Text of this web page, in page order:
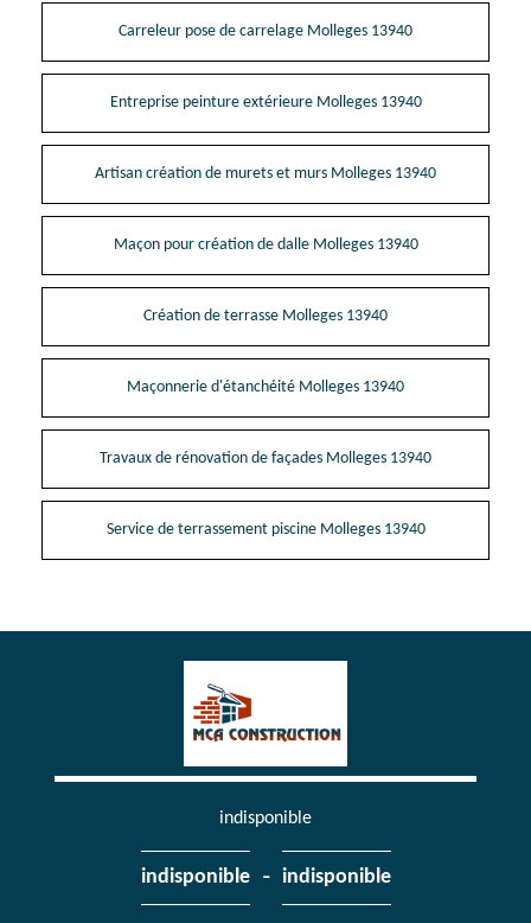
Carreleur pose de carrelage Molleges 13940
Entreprise peinture extérieure Molleges 13940
Artisan création de murets et murs Molleges 13940
Maçon pour création de dalle Molleges 13940
Création de terrasse Molleges 13940
Maçonnerie d'étanchéité Molleges 13940
Travaux de rénovation de façades Molleges 13940
Service de terrassement piscine Molleges 13940
indisponible
indisponible - indisponible